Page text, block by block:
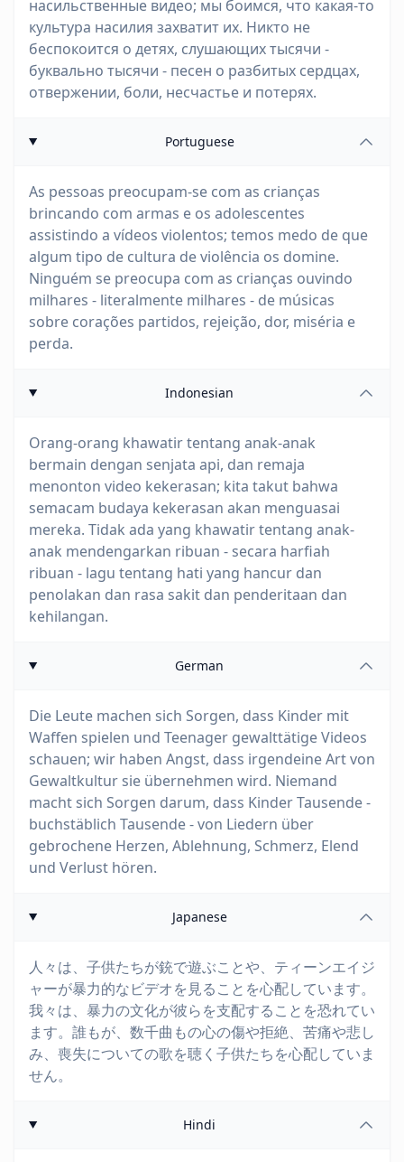
насильственные видео; мы боимся, что какая-то
культура насилия захватит их. Никто не
беспокоится о детях, слушающих тысячи -
буквально тысячи - песен о разбитых сердцах,
отвержении, боли, несчастье и потерях.
Portuguese
As pessoas preocupam-se com as crianças
brincando com armas e os adolescentes
assistindo a vídeos violentos; temos medo de que
algum tipo de cultura de violência os domine.
Ninguém se preocupa com as crianças ouvindo
milhares - literalmente milhares - de músicas
sobre corações partidos, rejeição, dor, miséria e
perda.
Indonesian
Orang-orang khawatir tentang anak-anak
bermain dengan senjata api, dan remaja
menonton video kekerasan; kita takut bahwa
semacam budaya kekerasan akan menguasai
mereka. Tidak ada yang khawatir tentang anak-
anak mendengarkan ribuan - secara harfiah
ribuan - lagu tentang hati yang hancur dan
penolakan dan rasa sakit dan penderitaan dan
kehilangan.
German
Die Leute machen sich Sorgen, dass Kinder mit
Waffen spielen und Teenager gewalttätige Videos
schauen; wir haben Angst, dass irgendeine Art von
Gewaltkultur sie übernehmen wird. Niemand
macht sich Sorgen darum, dass Kinder Tausende -
buchstäblich Tausende - von Liedern über
gebrochene Herzen, Ablehnung, Schmerz, Elend
und Verlust hören.
Japanese
人々は、子供たちが銃で遊ぶことや、ティーンエイジ
ャーが暴力的なビデオを見ることを心配しています。
我々は、暴力の文化が彼らを支配することを恐れてい
ます。誰もが、数千曲もの心の傷や拒絶、苦痛や悲し
み、喪失についての歌を聴く子供たちを心配していま
せん。
Hindi